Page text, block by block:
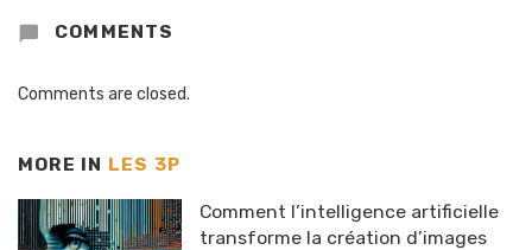
COMMENTS
Comments are closed.
MORE IN LES 3P
Comment l’intelligence artificielle
transforme la création d’images